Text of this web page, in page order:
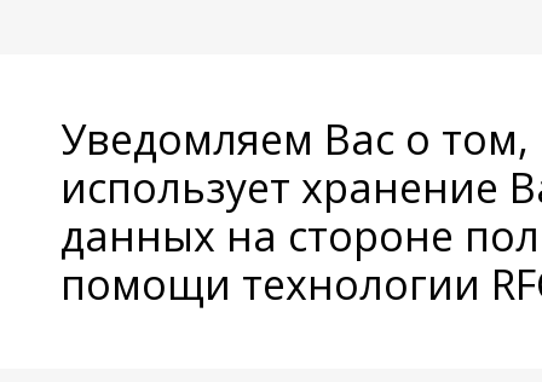
Уведомляем Вас о
использует хранение
данных на стороне
помощи технологии